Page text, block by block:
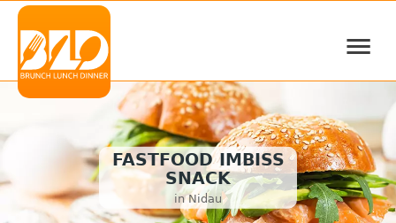
≡
FASTFOOD IMBISS
SNACK
in Nidau